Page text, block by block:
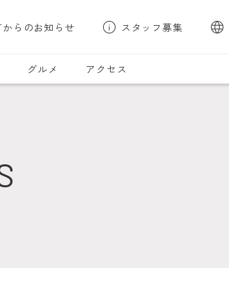
からのお知らせ スタッフ募集
グルメ アクセス